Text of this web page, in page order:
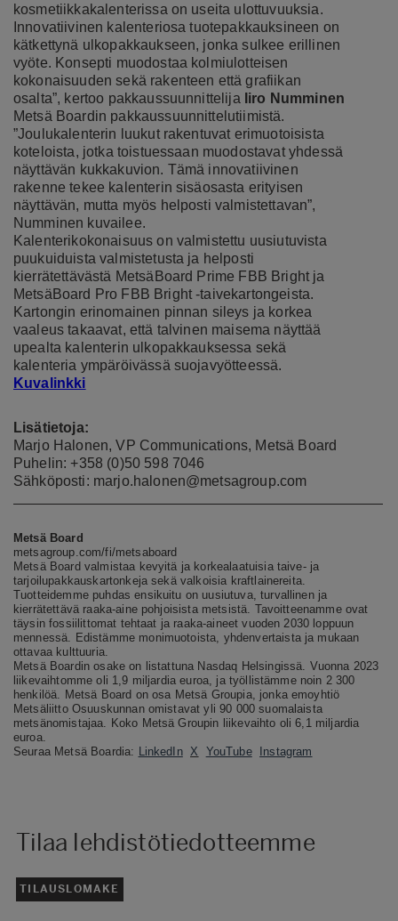
kosmetiikkakalenterissa on useita ulottuvuuksia.
Innovatiivinen kalenteriosa tuotepakkauksineen on
kätkettynä ulkopakkaukseen, jonka sulkee erillinen
vyöte. Konsepti muodostaa kolmiulotteisen
kokonaisuuden sekä rakenteen että grafiikan
osalta”, kertoo pakkaussuunnittelija Iiro Numminen
Metsä Boardin pakkaussuunnittelutiimistä.
”Joulukalenterin luukut rakentuvat erimuotoisista
koteloista, jotka toistuessaan muodostavat yhdessä
näyttävän kukkakuvion. Tämä innovatiivinen
rakenne tekee kalenterin sisäosasta erityisen
näyttävän, mutta myös helposti valmistettavan”,
Numminen kuvailee.
Kalenterikokonaisuus on valmistettu uusiutuvista
puukuiduista valmistetusta ja helposti
kierrätettävästä MetsäBoard Prime FBB Bright ja
MetsäBoard Pro FBB Bright -taivekartongeista.
Kartongin erinomainen pinnan sileys ja korkea
vaaleus takaavat, että talvinen maisema näyttää
upealta kalenterin ulkopakkauksessa sekä
kalenteria ympäröivässä suojavyötteessä.
Kuvalinkki
Lisätietoja:
Marjo Halonen, VP Communications, Metsä Board
Puhelin: +358 (0)50 598 7046
Sähköposti: marjo.halonen@metsagroup.com
Metsä Board
metsagroup.com/fi/metsaboard
Metsä Board valmistaa kevyitä ja korkealaatuisia taive- ja
tarjoilupakkauskartonkeja sekä valkoisia kraftlainereita.
Tuotteidemme puhdas ensikuitu on uusiutuva, turvallinen ja
kierrätettävä raaka-aine pohjoisista metsistä. Tavoitteenamme ovat
täysin fossiilittomat tehtaat ja raaka-aineet vuoden 2030 loppuun
mennessä. Edistämme monimuotoista, yhdenvertaista ja mukaan
ottavaa kulttuuria.
Metsä Boardin osake on listattuna Nasdaq Helsingissä. Vuonna 2023
liikevaihtomme oli 1,9 miljardia euroa, ja työllistämme noin 2 300
henkilöä. Metsä Board on osa Metsä Groupia, jonka emoyhtiö
Metsäliitto Osuuskunnan omistavatyli 90 000 suomalaista
metsänomistajaa. Koko Metsä Groupin liikevaihto oli 6,1 miljardia
euroa.
Seuraa Metsä Boardia: LinkedIn X YouTube Instagram
Tilaa lehdistötiedotteemme
TILAUSLOMAKE